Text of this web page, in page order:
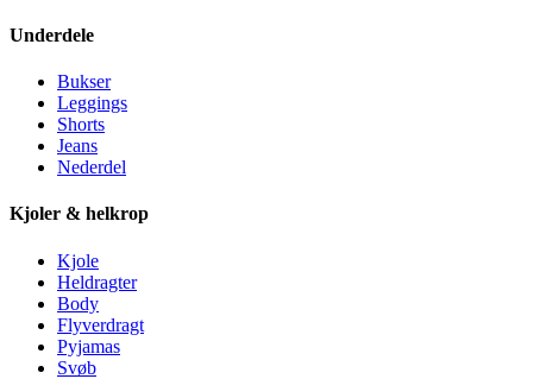
Underdele
Bukser
Leggings
Shorts
Jeans
Nederdel
Kjoler & helkrop
Kjole
Heldragter
Body
Flyverdragt
Pyjamas
Svøb